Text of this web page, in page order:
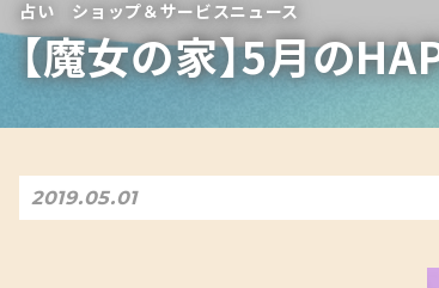
占い ショップ＆サービスニュース
【魔女の家】5月の
2019.05.01